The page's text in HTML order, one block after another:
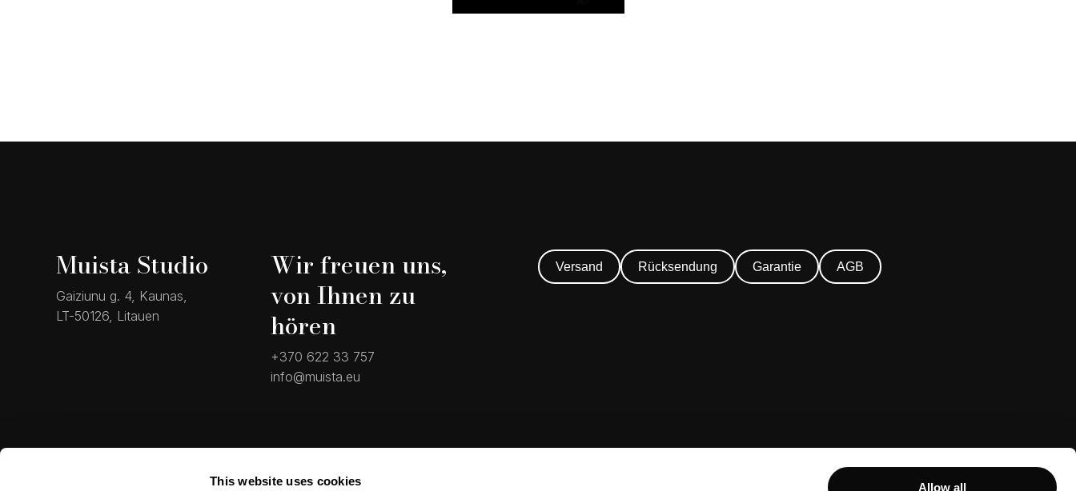
This website uses cookies Allow all
Muista Studio
Gaiziunu g. 4, Kaunas,
LT-50126, Litauen
Wir freuen uns,
von Ihnen zu
hören
+370 622 33 757
info@muista.eu
Versand Rücksendung Garantie AGB